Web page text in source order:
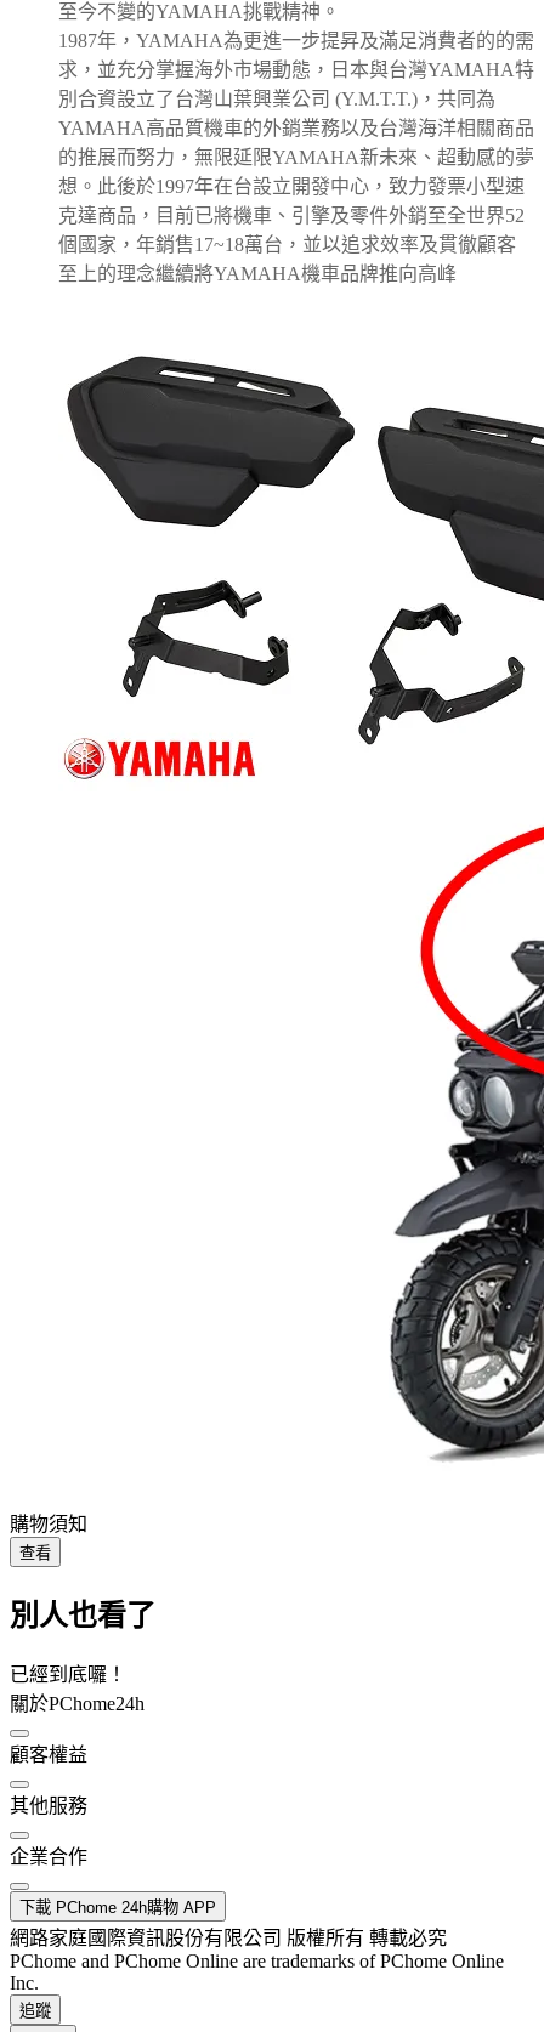
至今不變的YAMAHA挑戰精神。
1987年，YAMAHA為更進一步提昇及滿足消費者的的需
求，並充分掌握海外市場動態，日本與台灣YAMAHA特
別合資設立了台灣山葉興業公司 (Y.M.T.T.)，共同為
YAMAHA高品質機車的外銷業務以及台灣海洋相關商品
的推展而努力，無限延限YAMAHA新未來、超動感的夢
想。此後於1997年在台設立開發中心，致力發票小型速
克達商品，目前已將機車、引擎及零件外銷至全世界52
個國家，年銷售17~18萬台，並以追求效率及貫徹顧客
至上的理念繼續將YAMAHA機車品牌推向高峰
購物須知
查看
別人也看了
已經到底囉！
關於PChome24h
顧客權益
其他服務
企業合作
下載 PChome 24h購物 APP
網路家庭國際資訊股份有限公司 版權所有 轉載必究
PChome and PChome Online are trademarks of PChome Online
Inc.
追蹤